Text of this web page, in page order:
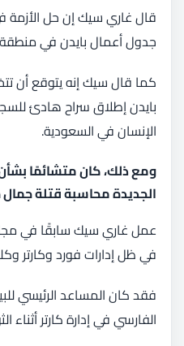
قال غاري سيك إن حل
جدول أعمال بايدن في
كما قال سيك إنه يتوقع أن
بايدن إطلاق سراح هادئ
الإنسان في السعودية.
ومع ذلك، كان متشائمًا بشأن
الجديدة محاسبة قتلة
عمل غاري سيك سابقًا في
في ظل إدارات فورد وكارتر
فقد كان المساعد الرئيسي
الفارسي في إدارة كارتر أثناء